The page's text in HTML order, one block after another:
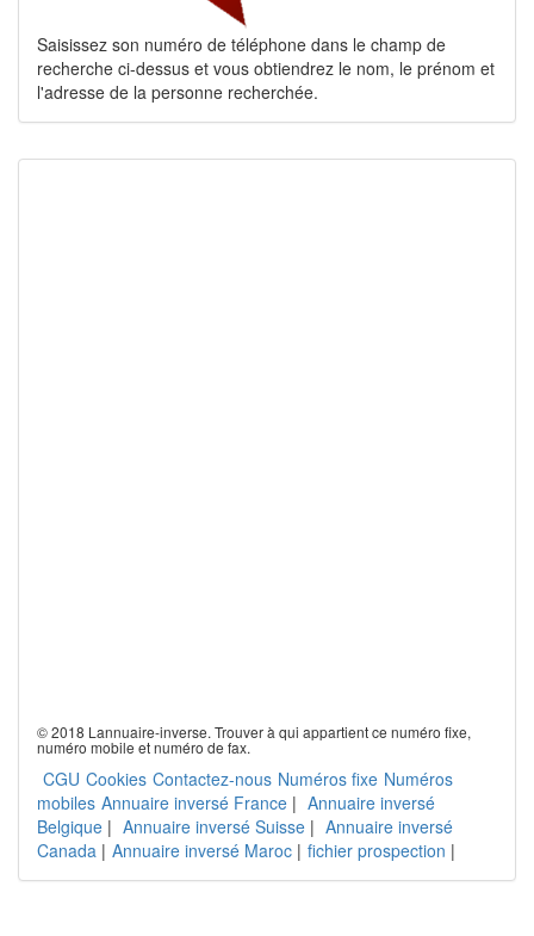
Saisissez son numéro de téléphone dans le champ de
recherche ci-dessus et vous obtiendrez le nom, le prénom et
l'adresse de la personne recherchée.
© 2018 Lannuaire-inverse. Trouver à qui appartient ce numéro fixe,
numéro mobile et numéro de fax.
CGU Cookies Contactez-nous Numéros fixe Numéros
mobiles Annuaire inversé France | Annuaire inversé
Belgique | Annuaire inversé Suisse | Annuaire inversé
Canada | Annuaire inversé Maroc | fichier prospection |